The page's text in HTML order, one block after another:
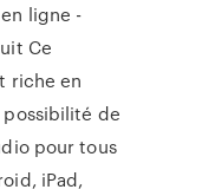
ligne -
Ce
riche en
de
pour tous
iPad,